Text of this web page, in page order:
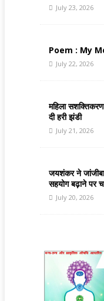
July 23, 2026
Poem : My
July 22, 2026
महिला
दी हरी झंडी
July 21, 2026
जयशंकर ने
सहयोग बढ़ाने पर
July 20, 2026